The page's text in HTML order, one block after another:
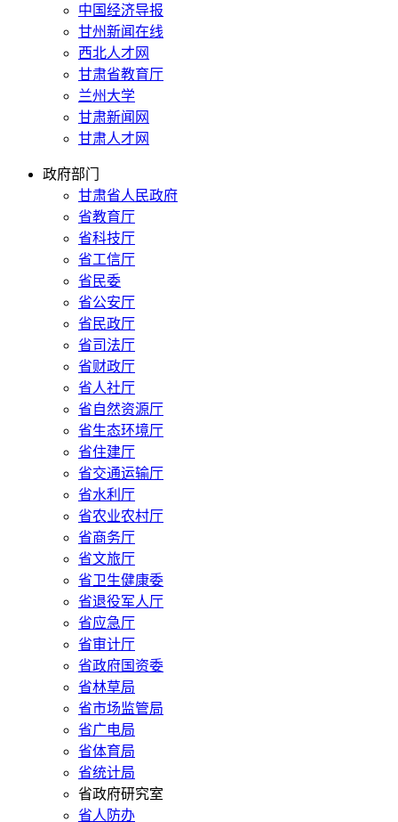
中国经济导报
甘州新闻在线
西北人才网
甘肃省教育厅
兰州大学
甘肃新闻网
甘肃人才网
政府部门
甘肃省人民政府
省教育厅
省科技厅
省工信厅
省民委
省公安厅
省民政厅
省司法厅
省财政厅
省人社厅
省自然资源厅
省生态环境厅
省住建厅
省交通运输厅
省水利厅
省农业农村厅
省商务厅
省文旅厅
省卫生健康委
省退役军人厅
省应急厅
省审计厅
省政府国资委
省林草局
省市场监管局
省广电局
省体育局
省统计局
省政府研究室
省人防办